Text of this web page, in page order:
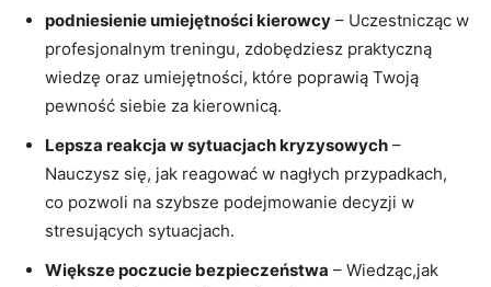
podniesienie umiejętności kierowcy – Uczestnicząc w
profesjonalnym treningu, ​zdobędziesz praktyczną⁤
wiedzę oraz umiejętności, które‌ poprawią ‍Twoją
pewność siebie za kierownicą.
Lepsza reakcja w sytuacjach kryzysowych –
Nauczysz ‌się, jak reagować w nagłych przypadkach,
co pozwoli na szybsze podejmowanie ⁢decyzji w
stresujących sytuacjach.
Większe poczucie ‍bezpieczeństwa – Wiedząc,jak